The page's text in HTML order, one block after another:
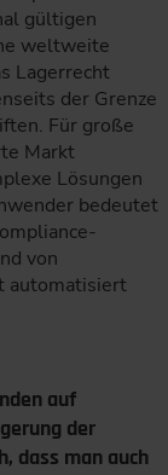
gültigen
weltweite
Lagerrecht
der Grenze
Für große
Markt
Lösungen
bedeutet
von
automatisiert
auf
der
dass man auch